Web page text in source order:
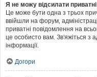
Я не можу відсилати
Це може бути одна з трьох
ввійшли на форум,
приватні повідомлення на
це особисто вам. Зв'яжіться з
інформації.
Догори